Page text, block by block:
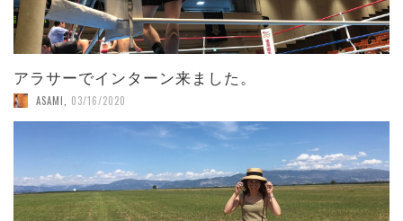
アラサーでインターン来ました。
ASAMI 03/16/2020